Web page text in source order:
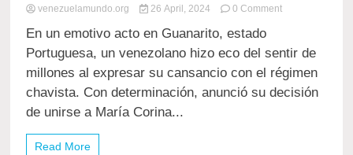
venezuelamundo.org 26 April, 2024 0 Commenton
en
Exchavista
se
En un emotivo acto en Guanarito, estado
Portuguesa, un venezolano hizo eco del sentir de
millones al expresar su cansancio con el régimen
chavista. Con determinación, anunció su decisión
de unirse a María Corina...
Read More